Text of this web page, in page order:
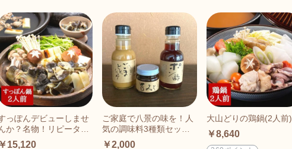
っぽんデビューしませ
か？名物！リピーター
多い八景のすっぽん鍋
15,120
ご家庭で八景の味を！人
気の調味料3種類セット
(ごまドレッシング・旨み
￥2,000
大山どりの鶏鍋(2人前)
￥8,640